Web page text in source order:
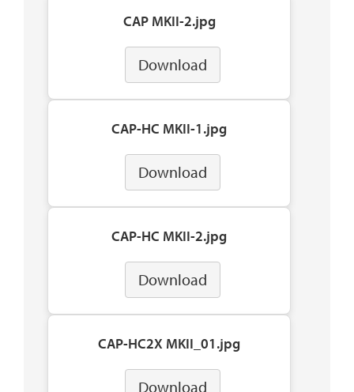
CAP MKII-2.jpg
Download
CAP-HC MKII-1.jpg
Download
CAP-HC MKII-2.jpg
Download
CAP-HC2X MKII_01.jpg
Download